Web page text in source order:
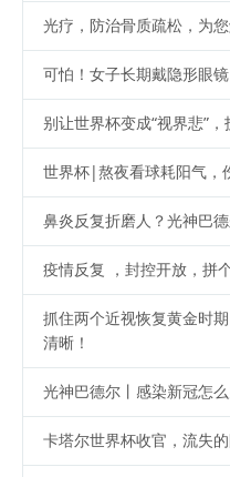
光疗，防治骨质疏松，为您
可怕！女子长期戴隐形眼
别让世界杯变成“视界悲”，
世界杯|熬夜看球耗阳气，
鼻炎反复折磨人？光神巴德
疫情反复 ，封控开放，拼
抓住两个近视恢复黄金时
清晰！
光神巴德尔丨感染新冠怎
卡塔尔世界杯收官，流失